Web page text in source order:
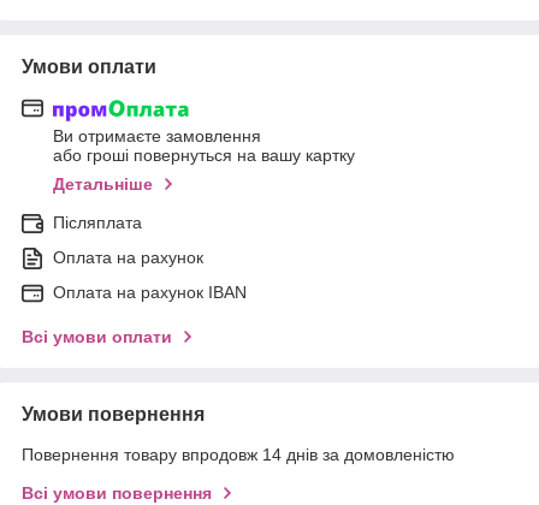
Умови оплати
Ви отримаєте замовлення
або гроші повернуться на вашу картку
Детальніше
Післяплата
Оплата на рахунок
Оплата на рахунок IBAN
Всі умови оплати
Умови повернення
Повернення товару впродовж 14 днів за домовленістю
Всі умови повернення